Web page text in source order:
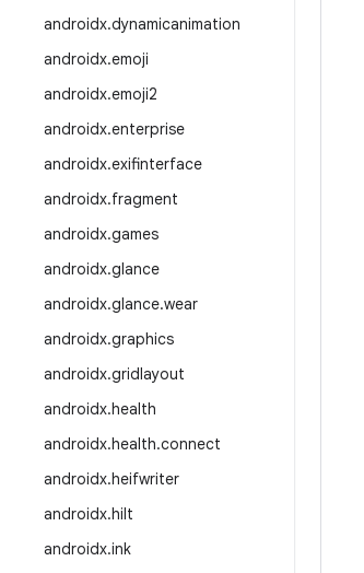
androidx.dynamicanimation
androidx.emoji
androidx.emoji2
androidx.enterprise
androidx.exifinterface
androidx.fragment
androidx.games
androidx.glance
androidx.glance.wear
androidx.graphics
androidx.gridlayout
androidx.health
androidx.health.connect
androidx.heifwriter
androidx.hilt
androidx.ink